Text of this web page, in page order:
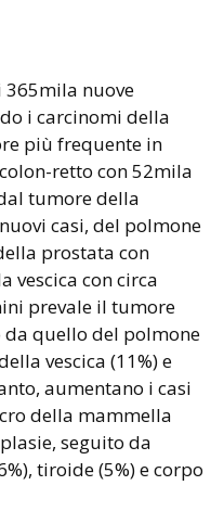
365mila nuove
i carcinomi della
più frequente in
retto con 52mila
tumore della
casi, del polmone
prostata con
vescica con circa
prevale il tumore
da quello del polmone
vescica (11%) e
aumentano i casi
della mammella
seguito da
tiroide (5%) e corpo